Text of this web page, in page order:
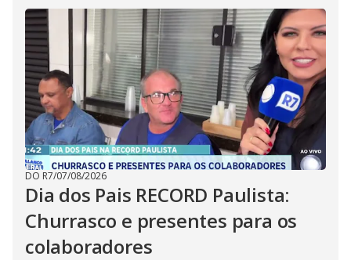
DO R7/07/08/2026
Dia dos Pais RECORD Paulista:
Churrasco e presentes para os
colaboradores